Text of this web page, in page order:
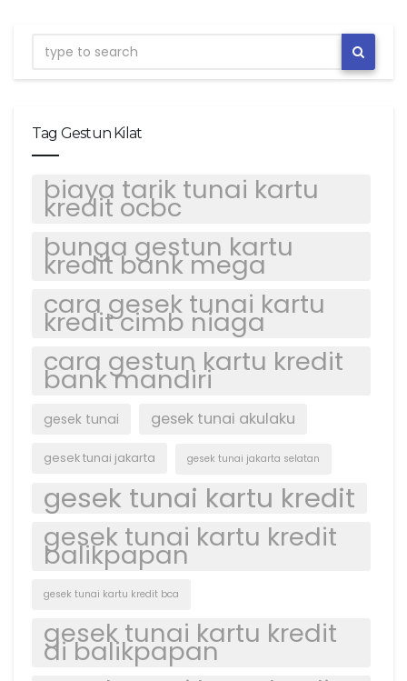
Tag Gestun Kilat
biaya tarik tunai kartu
kredit ocbc
bunga gestun kartu
kredit bank mega
cara gesek tunai kartu
kredit cimb niaga
cara gestun kartu kredit
bank mandiri
gesek tunai gesek tunai akulaku
gesek tunai jakarta gesek tunai jakarta selatan
gesek tunai kartu kredit
gesek tunai kartu kredit
balikpapan
gesek tunai kartu kredit bca
gesek tunai kartu kredit
di balikpapan